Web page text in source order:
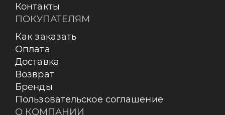
Контакты
ПОКУПАТЕЛЯМ
Как заказать
Оплата
Доставка
Возврат
Бренды
Пользовательское соглашение
О КОМПАНИИ